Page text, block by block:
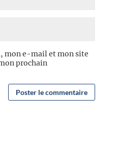
mon e-mail et mon site
prochain